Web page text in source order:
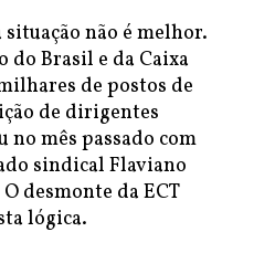
não é melhor.
do Brasil e da Caixa
de postos de
de dirigentes
no mês passado com
sindical Flaviano
desmonte da ECT
lógica.